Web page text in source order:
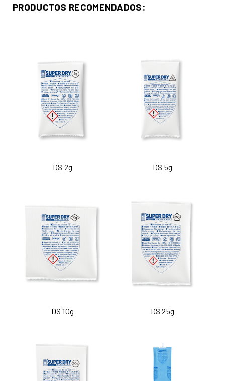
PRODUCTOS RECOMENDADOS:
DS 2g DS 5g
DS 10g DS 25g